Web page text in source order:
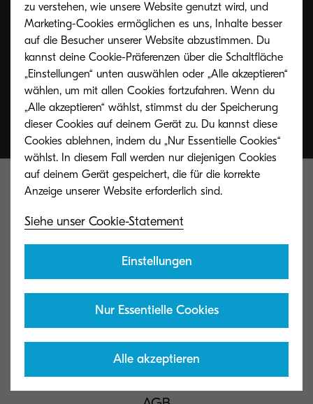
Kyocera Document Solutions Global
Datenschutzhinweise
zu verstehen, wie unsere Website genutzt wird, und
Marketing-Cookies ermöglichen es uns, Inhalte besser
auf die Besucher unserer Website abzustimmen. Du
kannst deine Cookie-Präferenzen über die Schaltfläche
„Einstellungen“ unten auswählen oder „Alle akzeptieren“
wählen, um mit allen Cookies fortzufahren. Wenn du
„Alle akzeptieren“ wählst, stimmst du der Speicherung
dieser Cookies auf deinem Gerät zu. Du kannst diese
Cookies ablehnen, indem du „Nur Essentielle Cookies“
wählst. In diesem Fall werden nur diejenigen Cookies
auf deinem Gerät gespeichert, die für die korrekte
Siehe unser Cookie-Statement
Einstellungen
Nur Essentielle Cookies
Alle akzeptieren